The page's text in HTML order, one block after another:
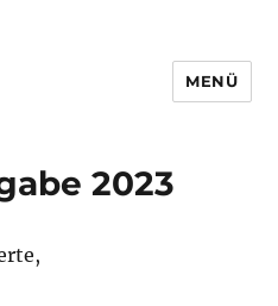
MENÜ
2023